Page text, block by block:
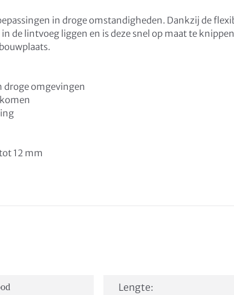
in droge omstandigheden. Dankzij de
de lintvoeg liggen en is deze snel op maat te
droge omgevingen
12 mm
Lengte: